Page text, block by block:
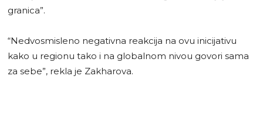
granica”.
“Nedvosmisleno negativna reakcija na ovu inicijativu
kako u regionu tako i na globalnom nivou govori sama
za sebe”, rekla je Zakharova.